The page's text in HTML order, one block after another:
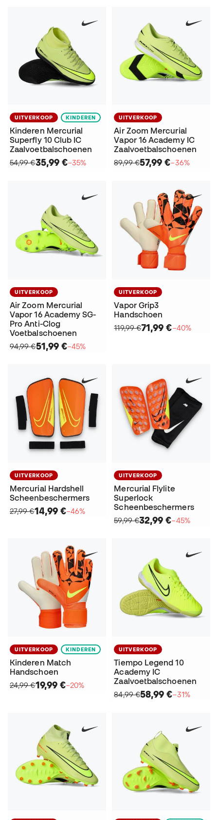
UITVERKOOP KINDEREN
Kinderen Mercurial
Superfly 10 Club IC
Zaalvoetbalschoenen
54,99 €35,99 €−35%
UITVERKOOP
Air Zoom Mercurial
Vapor 16 Academy IC
Zaalvoetbalschoenen
89,99 €57,99 €−36%
UITVERKOOP
Air Zoom Mercurial
Vapor 16 Academy SG-
Pro Anti-Clog
Voetbalschoenen
94,99 €51,99 €−45%
UITVERKOOP
Vapor Grip3
Handschoen
119,99 €71,99 €−40%
UITVERKOOP
Mercurial Hardshell
Scheenbeschermers
27,99 €14,99 €−46%
UITVERKOOP
Mercurial Flylite
Superlock
Scheenbeschermers
59,99 €32,99 €−45%
UITVERKOOP KINDEREN
Kinderen Match
Handschoen
24,99 €19,99 €−20%
UITVERKOOP
Tiempo Legend 10
Academy IC
Zaalvoetbalschoenen
84,99 €58,99 €−31%